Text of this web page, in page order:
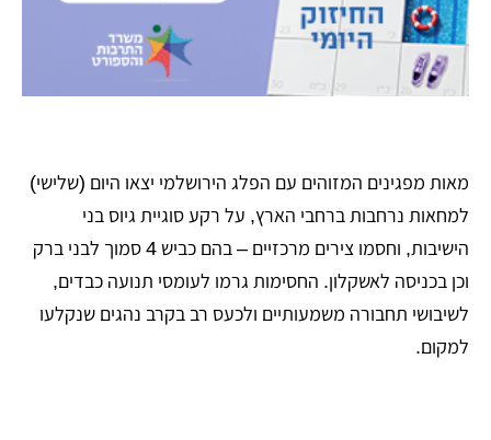
מאות מפגינים המזוהים עם הפלג הירושלמי יצאו היום (שלישי)
למחאות נרחבות ברחבי הארץ, על רקע סוגיית גיוס בני
הישיבות, וחסמו צירים מרכזיים – בהם כביש 4 סמוך לבני ברק
וכן בכניסה לאשקלון. החסימות גרמו לעומסי תנועה כבדים,
לשיבושי תחבורה משמעותיים ולכעס רב בקרב נהגים שנקלעו
למקום.